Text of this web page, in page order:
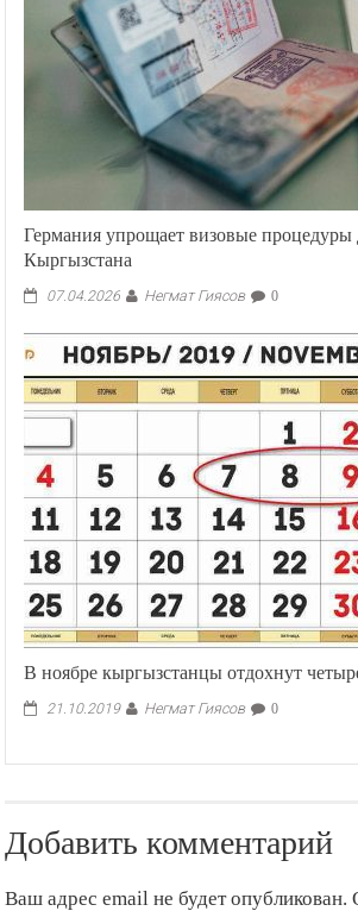
Германия упрощает визовые процедуры
Кыргызстана
07.04.2026 Негмат Гиясов 0
В ноябре кыргызстанцы отдохнут
21.10.2019 Негмат Гиясов 0
Добавить комментарий
Ваш адрес email не будет опубликован.